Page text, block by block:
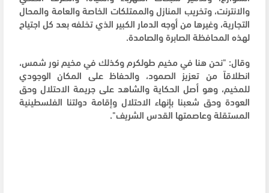
والانترنت، وتخريب المنازل والممتلكات الخاصة والعامة والمحال
التجارية، وغيرها من أوجه الدمار الكبير الذي تخلفه بعد كل اجتياح
لهذه المحافظة الصابرة والصامدة.
وقال: "نحن هنا في مخيم طولكرم وكذلك في مخيم نور شمس،
انطلاقاً من تعزيز الصمود، والحفاظ على المكان الوجودي
للمخيم، وهو أصل الحكاية والشاهد على جريمة الاحتلال وحق
العودة وحق شعبنا بإنهاء الاحتلال وإقامة دولتنا الفلسطينية
المستقلة وعاصمتها القدس الشريف".